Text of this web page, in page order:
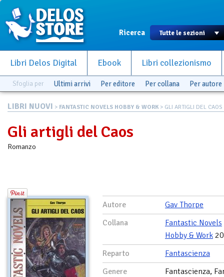
Ricerca
Libri Delos Digital Ebook Libri collezionismo
Sfoglia per Ultimi arrivi Per editore Per collana Per autore
LIBRI NUOVI > FANTASTIC NOVELS HOBBY & WORK > GLI ARTIGLI DEL CAOS
Gli artigli del Caos
Romanzo
Autore
Gav Thorpe
Collana
Fantastic Novels
Hobby & Work
Reparto
Fantascienza
Genere
Fantascienza,